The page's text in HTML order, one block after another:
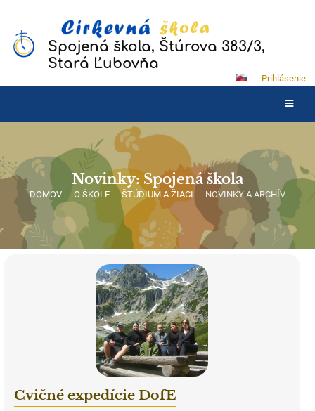
Spojená škola, Štúrova 383/3,
Stará Ľubovňa
Prihlásenie
Novinky: Spojená škola
DOMOV - O ŠKOLE - ŠTÚDIUM A ŽIACI - NOVINKY A ARCHÍV
Cvičné expedície DofE